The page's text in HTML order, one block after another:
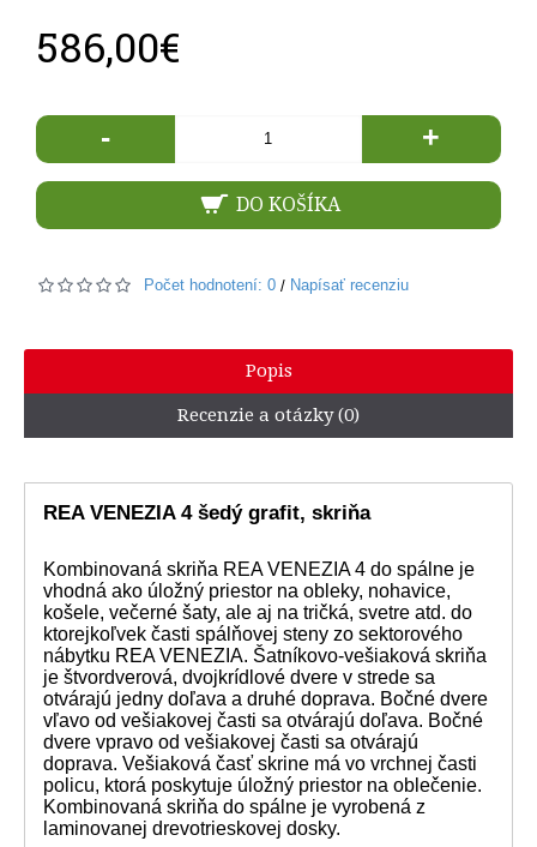
586,00€
- +
DO KOŠÍKA
Počet hodnotení: 0 / Napísať recenziu
Popis
Recenzie a otázky (0)
REA VENEZIA 4 šedý grafit, skriňa
Kombinovaná skriňa REA VENEZIA 4 do spálne je
vhodná ako úložný priestor na obleky, nohavice,
košele, večerné šaty, ale aj na tričká, svetre atd. do
ktorejkoľvek časti spálňovej steny zo sektorového
nábytku REA VENEZIA. Šatníkovo-vešiaková skriňa
je štvordverová, dvojkrídlové dvere v strede sa
otvárajú jedny doľava a druhé doprava. Bočné dvere
vľavo od vešiakovej časti sa otvárajú doľava. Bočné
dvere vpravo od vešiakovej časti sa otvárajú
doprava. Vešiaková časť skrine má vo vrchnej časti
policu, ktorá poskytuje úložný priestor na oblečenie.
Kombinovaná skriňa do spálne je vyrobená z
laminovanej drevotrieskovej dosky.